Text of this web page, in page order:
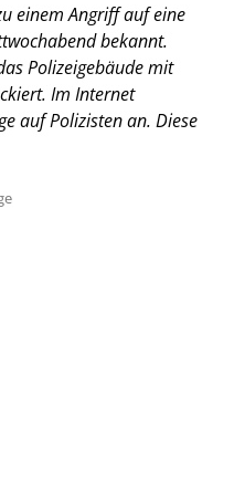
einem Angriff auf eine
bekannt.
Polizeigebäude mit
Im Internet
auf Polizisten an. Diese